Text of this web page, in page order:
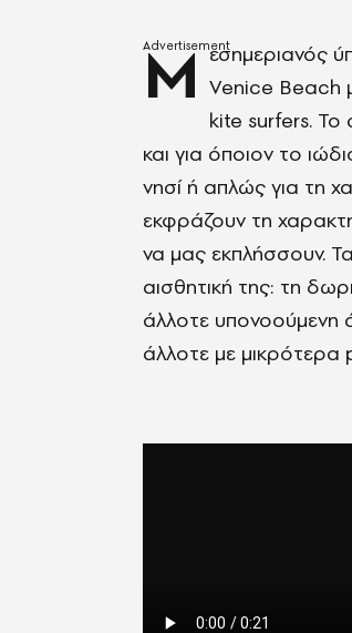
Μ εσημεριανός
Venice Beach
kite surfers. Το
και για όποιον το
νησί ή απλώς για τη
εκφράζουν τη
να μας εκπλήσσουν.
αισθητική της: τη
άλλοτε υπονοούμενη
άλλοτε με μικρότερα